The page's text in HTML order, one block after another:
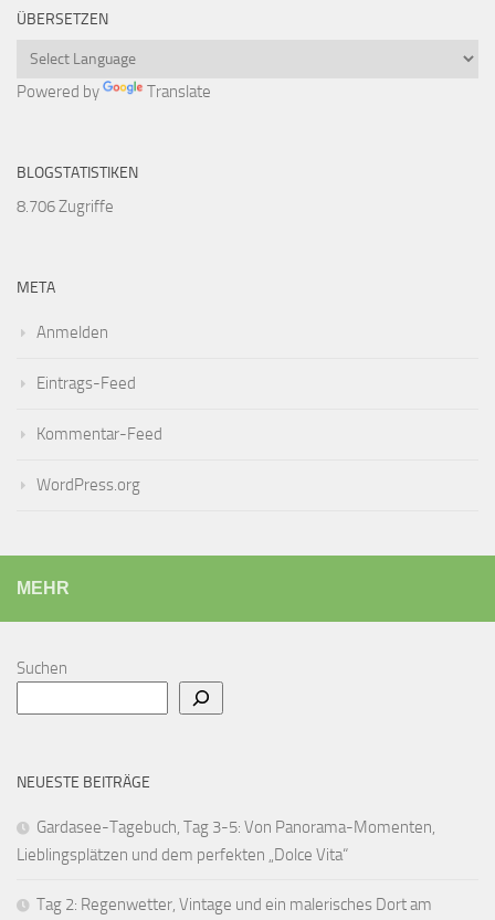
ÜBERSETZEN
Powered by Translate
BLOGSTATISTIKEN
8.706 Zugriffe
META
Anmelden
Eintrags-Feed
Kommentar-Feed
WordPress.org
MEHR
Suchen
NEUESTE BEITRÄGE
Gardasee-Tagebuch, Tag 3-5: Von Panorama-Momenten,
Lieblingsplätzen und dem perfekten „Dolce Vita“
Tag 2: Regenwetter, Vintage und ein malerisches Dort am